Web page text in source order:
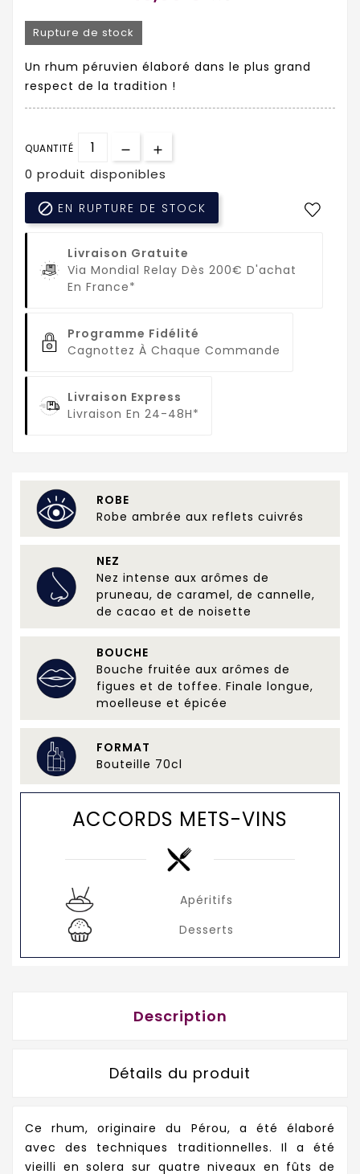
Rupture de stock
Un rhum péruvien élaboré dans le plus grand
respect de la tradition !
QUANTITÉ
0 produit disponibles
 EN RUPTURE DE STOCK
Livraison Gratuite
Via Mondial Relay Dès 200€ D'achat
En France*
Programme Fidélité
Cagnottez À Chaque Commande
Livraison Express
Livraison En 24-48H*
ROBE
Robe ambrée aux reflets cuivrés
NEZ
Nez intense aux arômes de
pruneau, de caramel, de cannelle,
de cacao et de noisette
BOUCHE
Bouche fruitée aux arômes de
figues et de toffee. Finale longue,
moelleuse et épicée
FORMAT
Bouteille 70cl
ACCORDS METS-VINS
Apéritifs
Desserts
Description
Détails du produit
Ce rhum, originaire du Pérou, a été élaboré
avec des techniques traditionnelles. Il a été
vieilli en solera sur quatre niveaux en fûts de